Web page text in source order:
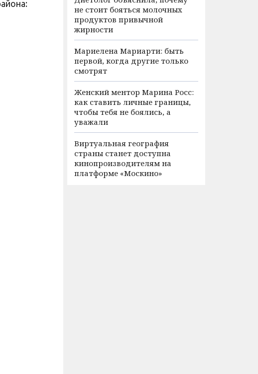
не стоит бояться молочных
продуктов привычной
жирности
Мариелена Мариарти: быть
первой, когда другие только
смотрят
Женский ментор Марина Росс:
как ставить личные границы,
чтобы тебя не боялись, а
уважали
Виртуальная география
страны станет доступна
кинопроизводителям на
платформе «Москино»